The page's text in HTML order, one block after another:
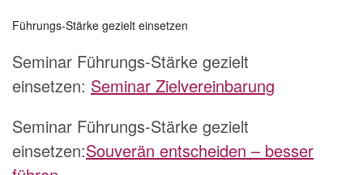
Führungs-Stärke gezielt einsetzen
Seminar Führungs-Stärke gezielt
einsetzen: Seminar Zielvereinbarung
Seminar Führungs-Stärke gezielt
einsetzen:Souverän entscheiden – besser